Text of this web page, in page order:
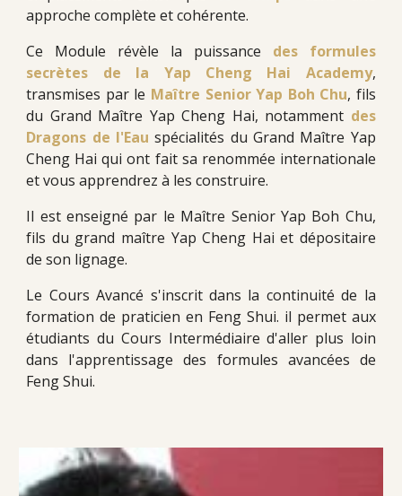
approche complète et cohérente.
Ce Module révèle la puissance
des formules
secrètes de la Yap Cheng Hai Academy,
transmises par le Maître Senior Yap Boh Chu, fils
du Grand Maître Yap Cheng Hai, notamment des
Dragons de l'Eau spécialités du Grand Maître Yap
Cheng Hai qui ont fait sa renommée internationale
et vous apprendrez à les construire.
Il est enseigné par le Maître Senior Yap Boh Chu,
fils du grand maître Yap Cheng Hai et dépositaire
de son lignage.
Le Cours Avancé s'inscrit dans la continuité de la
formation de praticien en Feng Shui. il permet aux
étudiants du Cours Intermédiaire d'aller plus loin
dans l'apprentissage des formules avancées de
Feng Shui.